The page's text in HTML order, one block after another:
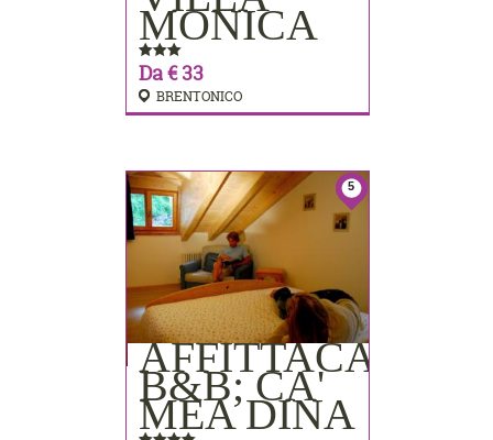
MONICA
Da € 33
BRENTONICO
5
B&B; CA'
MEA DINA
PRENOTA